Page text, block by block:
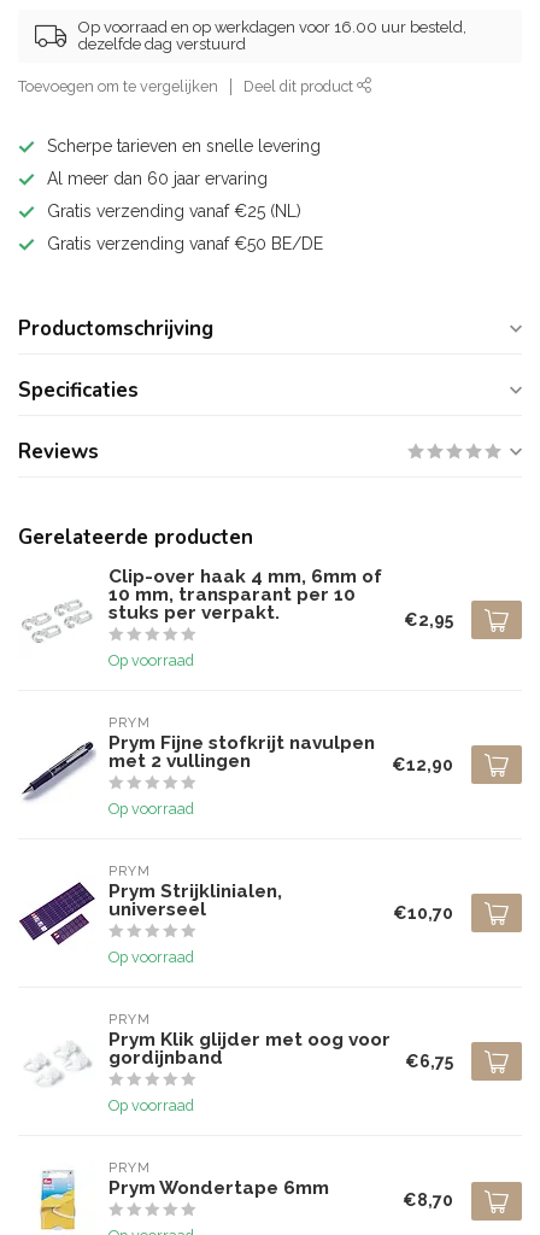
Op voorraad en op werkdagen voor 16.00 uur besteld,
dezelfde dag verstuurd
Toevoegen om te vergelijken Deel dit product
Scherpe tarieven en snelle levering
Al meer dan 60 jaar ervaring
Gratis verzending vanaf €25 (NL)
Gratis verzending vanaf €50 BE/DE
Productomschrijving
Specificaties
Reviews
Gerelateerde producten
Clip-over haak 4 mm, 6mm of
10 mm, transparant per 10
stuks per verpakt.
Op voorraad
€2,95
PRYM
Prym Fijne stofkrijt navulpen
met 2 vullingen
Op voorraad
€12,90
PRYM
Prym Strijklinialen,
universeel
Op voorraad
€10,70
PRYM
Prym Klik glijder met oog voor
gordijnband
Op voorraad
€6,75
PRYM
Prym Wondertape 6mm
€8,70